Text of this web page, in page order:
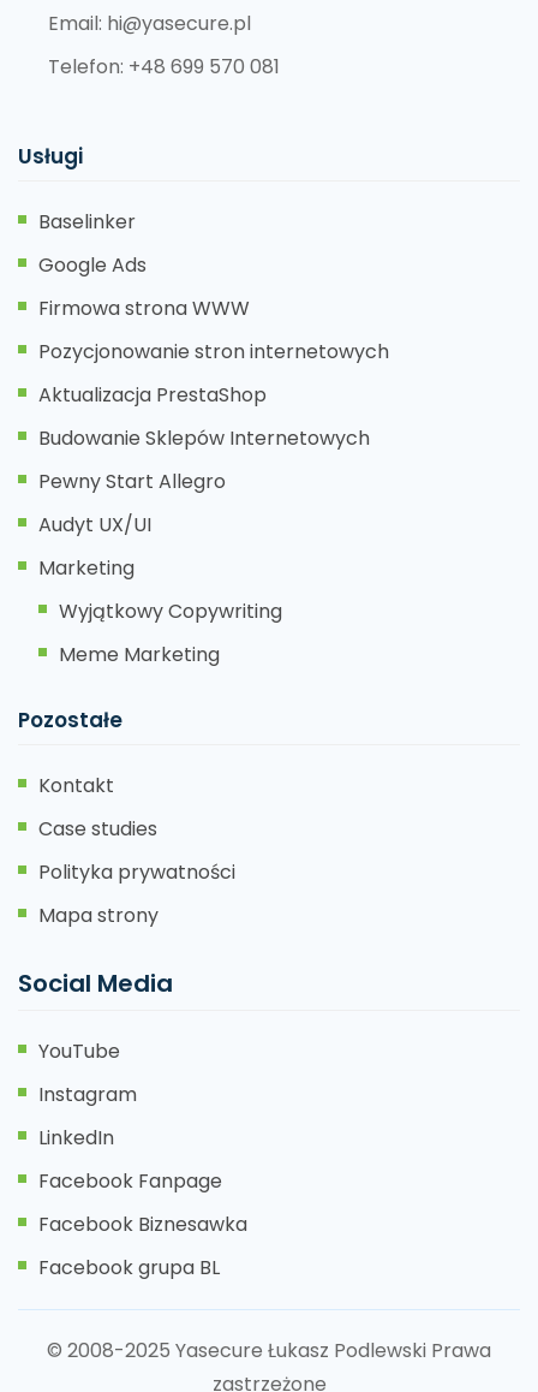
Email: hi@yasecure.pl
Telefon: +48 699 570 081
Usługi
Baselinker
Google Ads
Firmowa strona WWW
Pozycjonowanie stron internetowych
Aktualizacja PrestaShop
Budowanie Sklepów Internetowych
Pewny Start Allegro
Audyt UX/UI
Marketing
Wyjątkowy Copywriting
Meme Marketing
Pozostałe
Kontakt
Case studies
Polityka prywatności
Mapa strony
Social Media
YouTube
Instagram
LinkedIn
Facebook Fanpage
Facebook Biznesawka
Facebook grupa BL
© 2008-2025 Yasecure Łukasz Podlewski Prawa
zastrzeżone